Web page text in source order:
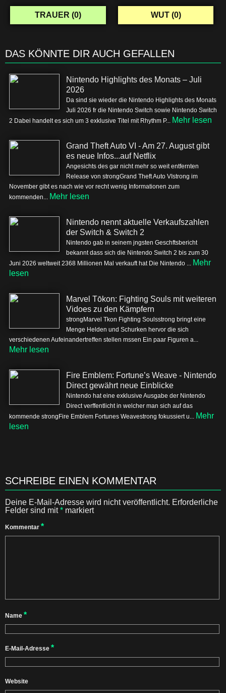
TRAUER (0) WUT (0)
DAS KÖNNTE DIR AUCH GEFALLEN
Nintendo Highlights des Monats – Juli
2026
Da sind sie wieder die Nintendo Highlights des Monats
Juli 2026 fr die Nintendo Switch sowie Nintendo Switch
2 Dabei handelt es sich um 3 exklusive Titel mit Rhythm P... Mehr lesen
Grand Theft Auto VI - Am 27. August gibt
es neue Infos...auf Netflix
Angesichts des gar nicht mehr so weit entfernten
Release von strongGrand Theft Auto VIstrong im
November gibt es nach wie vor recht wenig Informationen zum
kommenden... Mehr lesen
Nintendo nennt aktuelle Verkaufszahlen
der Switch & Switch 2
Nintendo gab in seinem jngsten Geschftsbericht
bekannt dass sich die Nintendo Switch 2 bis zum 30
Juni 2026 weltweit 2368 Millionen Mal verkauft hat Die Nintendo ... Mehr
lesen
Marvel Tōkon: Fighting Souls mit weiteren
Vidoes zu den Kämpfern
strongMarvel Tkon Fighting Soulsstrong bringt eine
Menge Helden und Schurken hervor die sich
verschiedenen Aufeinandertreffen stellen mssen Ein paar Figuren a...
Mehr lesen
Fire Emblem: Fortune’s Weave - Nintendo
Direct gewährt neue Einblicke
Nintendo hat eine exklusive Ausgabe der Nintendo
Direct verffentlicht in welcher man sich auf das
kommende strongFire Emblem Fortunes Weavestrong fokussiert u... Mehr
lesen
SCHREIBE EINEN KOMMENTAR
Deine E-Mail-Adresse wird nicht veröffentlicht. Erforderliche
Felder sind mit* markiert
Kommentar *
Name *
E-Mail-Adresse *
Website